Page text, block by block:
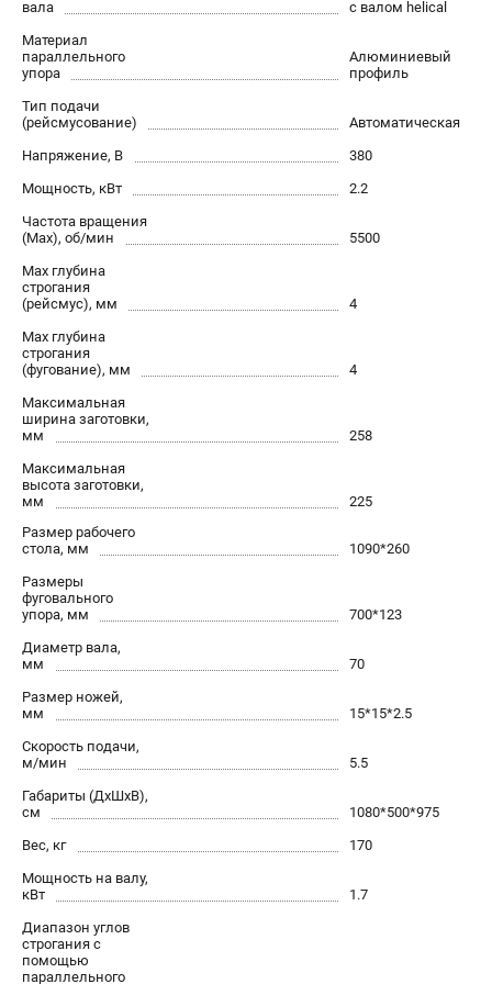
проспект Александровской Фермы, 29АЛ
вала
с валом helical
Материал
параллельного
упора
Алюминиевый
профиль
Тип подачи
(рейсмусование)
Автоматическая
Напряжение, В
380
Мощность, кВт
2.2
Частота вращения
(Max), об/мин
5500
Max глубина
строгания
(рейсмус), мм
4
Max глубина
строгания
(фугование), мм
4
Максимальная
ширина заготовки,
мм
258
Максимальная
высота заготовки,
мм
225
Размер рабочего
стола, мм
1090*260
Размеры
фуговального
упора, мм
700*123
Диаметр вала,
мм
70
Размер ножей,
мм
15*15*2.5
Скорость подачи,
м/мин
5.5
Габариты (ДхШхВ),
см
1080*500*975
Вес, кг
170
Мощность на валу,
кВт
1.7
Диапазон углов
строгания с
помощью
параллельного